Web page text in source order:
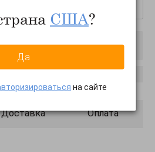
отключен
Доставка Оплата
США?
Да
на сайте